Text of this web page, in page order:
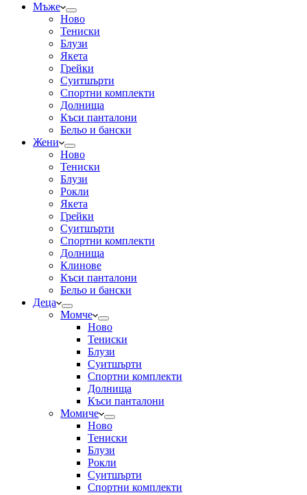
Мъже
Ново
Тениски
Блузи
Якета
Грейки
Суитшърти
Спортни комплекти
Долнища
Къси панталони
Бельо и бански
Жени
Ново
Тениски
Блузи
Рокли
Якета
Грейки
Суитшърти
Спортни комплекти
Долнища
Клинове
Къси панталони
Бельо и бански
Деца
Момче
Ново
Тениски
Блузи
Суитшърти
Спортни комплекти
Долнища
Къси панталони
Момиче
Ново
Тениски
Блузи
Рокли
Суитшърти
Спортни комплекти